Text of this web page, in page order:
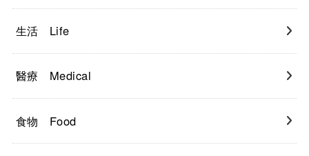
生活 Life
醫療 Medical
食物 Food